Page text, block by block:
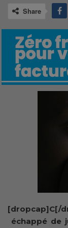
Share
[dropcap]C[/
échappé de